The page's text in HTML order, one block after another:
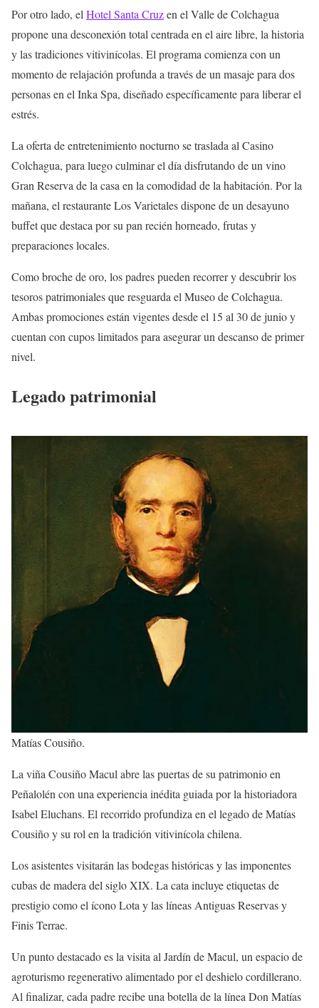
Por otro lado, el Hotel Santa Cruzen el Valle de Colchagua
propone una desconexión total centrada en el aire libre, la historia
y las tradiciones vitivinícolas. El programa comienza con un
momento de relajación profunda a través de un masaje para dos
personas en el Inka Spa, diseñado específicamente para liberar el
estrés.
La oferta de entretenimiento nocturno se traslada al Casino
Colchagua, para luego culminar el día disfrutando de un vino
Gran Reserva de la casa en la comodidad de la habitación. Por la
mañana, el restaurante Los Varietales dispone de un desayuno
buffet que destaca por su pan recién horneado, frutas y
preparaciones locales.
Como broche de oro, los padres pueden recorrer y descubrir los
tesoros patrimoniales que resguarda el Museo de Colchagua.
Ambas promociones están vigentes desde el 15 al 30 de junio y
cuentan con cupos limitados para asegurar un descanso de primer
nivel.
Legado patrimonial
Matías Cousiño.
La viña Cousiño Macul abre las puertas de su patrimonio en
Peñalolén con una experiencia inédita guiada por la historiadora
Isabel Eluchans. El recorrido profundiza en el legado de Matías
Cousiño y su rol en la tradición vitivinícola chilena.
Los asistentes visitarán las bodegas históricas y las imponentes
cubas de madera del siglo XIX. La cata incluye etiquetas de
prestigio como el ícono Lota y las líneas Antiguas Reservas y
Finis Terrae.
Un punto destacado es la visita al Jardín de Macul, un espacio de
agroturismo regenerativo alimentado por el deshielo cordillerano.
Al finalizar, cada padre recibe una botella de la línea Don Matías